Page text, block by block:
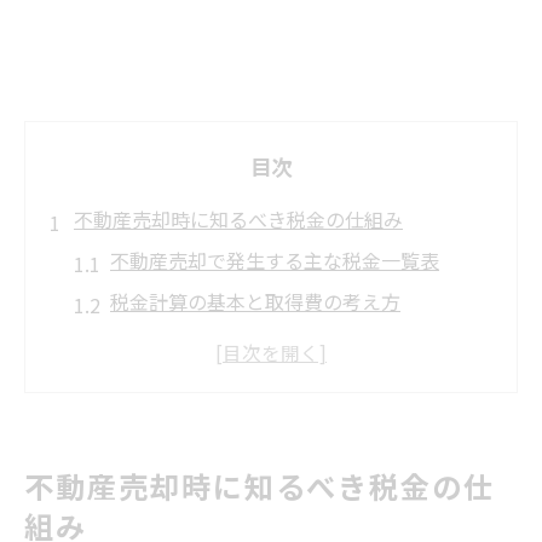
目次
不動産売却時に知るべき税金の仕組み
不動産売却で発生する主な税金一覧表
税金計算の基本と取得費の考え方
所有期間による税率変動の仕組み解説
3,000万円特別控除で節税を実現する方法
3,000万円特別控除の適用条件チェック表
不動産売却時に知るべき税金の仕
組み